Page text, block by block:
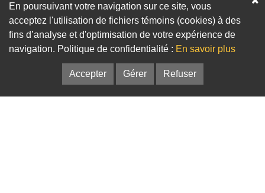
Accessoires
Adaptateurs Bagues de centrage
En poursuivant votre navigation sur ce site, vous
acceptez l'utilisation de fichiers témoins (cookies) à des
fins d’analyse et d'optimisation de votre expérience de
navigation. Politique de confidentialité : En savoir plus
Accepter Gérer Refuser